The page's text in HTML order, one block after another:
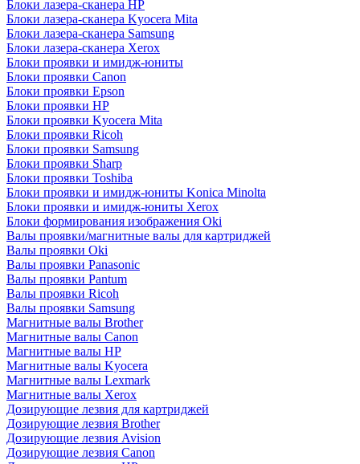
Блоки лазера-сканера HP
Блоки лазера-сканера Kyocera Mita
Блоки лазера-сканера Samsung
Блоки лазера-сканера Xerox
Блоки проявки и имидж-юниты
Блоки проявки Canon
Блоки проявки Epson
Блоки проявки HP
Блоки проявки Kyocera Mita
Блоки проявки Ricoh
Блоки проявки Samsung
Блоки проявки Sharp
Блоки проявки Toshiba
Блоки проявки и имидж-юниты Konica Minolta
Блоки проявки и имидж-юниты Xerox
Блоки формирования изображения Oki
Валы проявки/магнитные валы для картриджей
Валы проявки Oki
Валы проявки Panasonic
Валы проявки Pantum
Валы проявки Ricoh
Валы проявки Samsung
Магнитные валы Brother
Магнитные валы Canon
Магнитные валы HP
Магнитные валы Kyocera
Магнитные валы Lexmark
Магнитные валы Xerox
Дозирующие лезвия для картриджей
Дозирующие лезвия Brother
Дозирующие лезвия Avision
Дозирующие лезвия Canon